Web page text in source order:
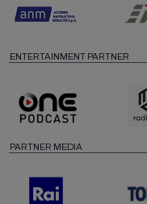
ENTERTAINMENT PARTNER
PARTNER MEDIA